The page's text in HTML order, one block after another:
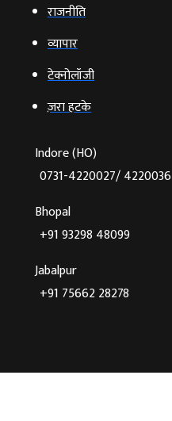
राजनीति
व्‍यापार
टेक्‍नोलॉजी
ज़रा हटके
Indore (HO)
0731-4220027/ 4220036
Bhopal
+91 93298 48099
Jabalpur
+91 75662 28278